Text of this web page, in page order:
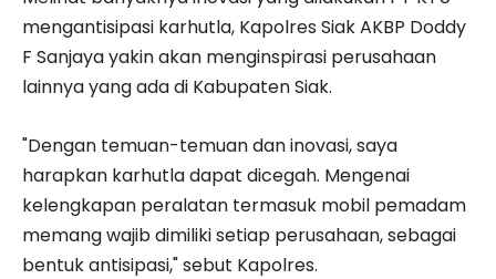
mengantisipasi karhutla, Kapolres Siak AKBP Doddy
F Sanjaya yakin akan menginspirasi perusahaan
lainnya yang ada di Kabupaten Siak.
"Dengan temuan-temuan dan inovasi, saya
harapkan karhutla dapat dicegah. Mengenai
kelengkapan peralatan termasuk mobil pemadam
memang wajib dimiliki setiap perusahaan, sebagai
bentuk antisipasi," sebut Kapolres.